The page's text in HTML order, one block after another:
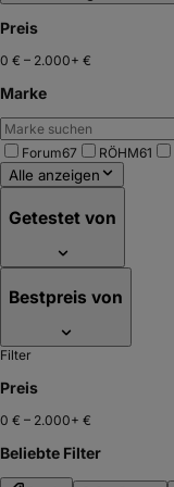
Preis
0 € – 2.000+ €
Marke
Forum67 RÖHM61
Alle anzeigen
Getestet von
Bestpreis von
Filter
Preis
0 € – 2.000+ €
Beliebte Filter